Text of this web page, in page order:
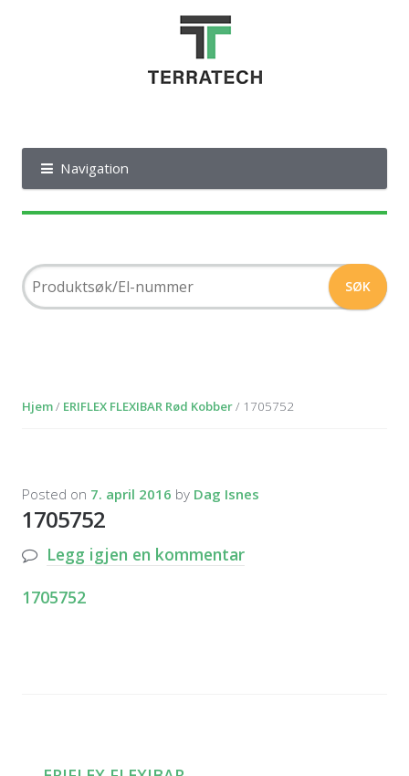
Navigation
Hjem/ ERIFLEX FLEXIBAR Rød Kobber/ 1705752
Posted on 7. april 2016 by Dag Isnes
1705752
Legg igjen en kommentar
1705752